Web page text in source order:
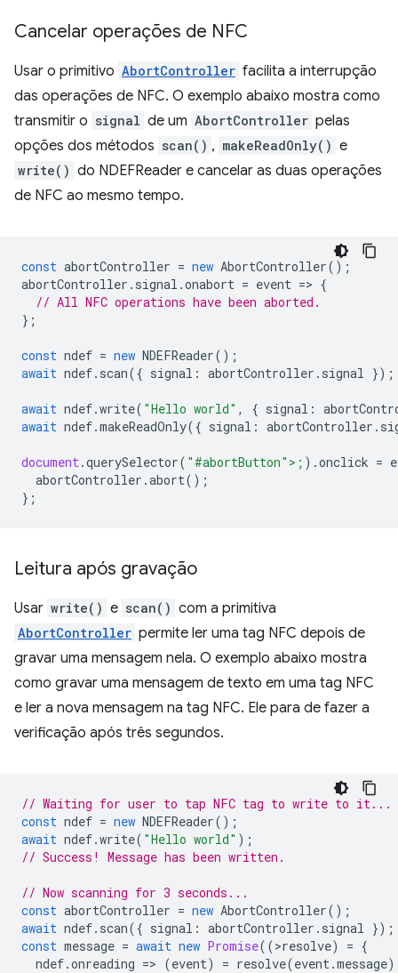
Cancelar operações de NFC
Usar o primitivo AbortController facilita a interrupção
das operações de NFC. O exemplo abaixo mostra como
transmitir o signal de um AbortController pelas
opções dos métodos scan() , makeReadOnly() e
write() do NDEFReader e cancelar as duas operações
de NFC ao mesmo tempo.
const abortController = new AbortController();
abortController . signal .onabort = event => {
// All NFC operations have been aborted.
};
const ndef = new NDEFReader();
await ndef. scan({ signal : abortController . signal });
await ndef.write( "Hello world" , { signal :
await ndef.makeReadOnly({ signal : abortController .
document.querySelector( "#abortButton">; ).onclick =
abortController .abort();
};
Leitura após gravação
Usar write() e scan() com a primitiva
AbortController permite ler uma tag NFC depois de
gravar uma mensagem nela. O exemplo abaixo mostra
como gravar uma mensagem de texto em uma tag NFC
e ler a nova mensagem na tag NFC. Ele para de fazer a
verificação após três segundos.
// Waiting for user to tap NFC tag to write to it...
const ndef = new NDEFReader();
await ndef.write( "Hello world" );
// Success! Message has been written.
// Now scanning for 3 seconds...
const abortController = new AbortController();
await ndef. scan({ signal : abortController . signal });
const message = await new Promise((>resolve) = {
ndef.onreading => (event) = resolve(event.message